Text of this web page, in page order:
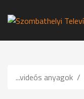
...videós anyagok